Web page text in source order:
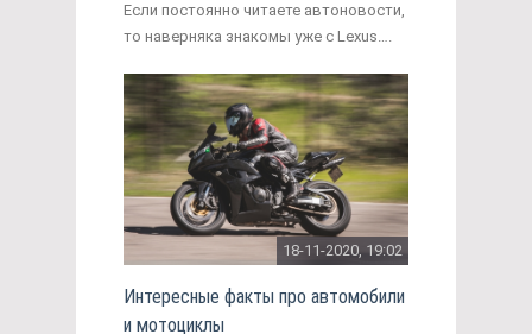
Если постоянно читаете автоновости,
то наверняка знакомы уже с Lexus….
18-11-2020, 19:02
Интересные факты про автомобили
и мотоциклы